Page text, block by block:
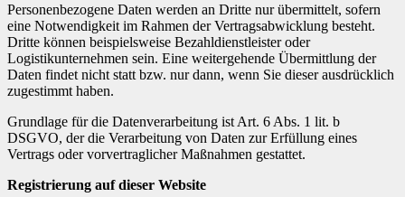
Personenbezogene Daten werden an Dritte nur übermittelt, sofern
eine Notwendigkeit im Rahmen der Vertragsabwicklung besteht.
Dritte können beispielsweise Bezahldienstleister oder
Logistikunternehmen sein. Eine weitergehende Übermittlung der
Daten findet nicht statt bzw. nur dann, wenn Sie dieser ausdrücklich
zugestimmt haben.
Grundlage für die Datenverarbeitung ist Art. 6 Abs. 1 lit. b
DSGVO, der die Verarbeitung von Daten zur Erfüllung eines
Vertrags oder vorvertraglicher Maßnahmen gestattet.
Registrierung auf dieser Website